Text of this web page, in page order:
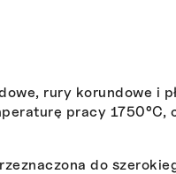
rury korundowe i
pracy
do